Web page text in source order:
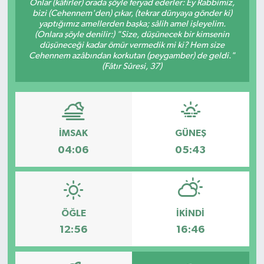
Onlar (kâfirler) orada şöyle feryad ederler: Ey Rabbimiz,
bizi (Cehennem'den) çıkar, (tekrar dünyaya gönder ki)
yaptığımız amellerden başka; sâlih amel işleyelim.
(Onlara şöyle denilir:) "Size, düşünecek bir kimsenin
düşüneceği kadar ömür vermedik mi ki? Hem size
Cehennem azâbından korkutan (peygamber) de geldi."
(Fâtır Sûresi, 37)
İMSAK
04:06
GÜNEŞ
05:43
ÖĞLE
12:56
İKINDI
16:46
KÜLTÜR SANAT
YAŞAM
LIFE
SARIGÖL
SARUHANLI
SELENDİ
KIRKAĞAÇ
GÖLMARMARA
GÖRDES
KÖPRÜBAŞI
KÖPRÜBAŞI
KULA
SALİHLİ
SARIGÖL
ŞEHZADELER
SELENDİ
SOMA
TURGUTLU
EKONOMİ
EĞİTİM
KÜLTÜR SANAT
LIFE
BİLİM VE TEKNOLOJİ
YAZARLAR
MANİSA'NIN YÖRESEL LEZZETLERİ